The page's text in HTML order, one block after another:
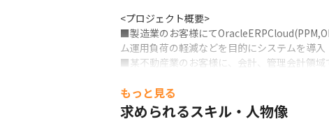
<プロジェクト概要>
■製造業のお客様にて
ム運用負荷の軽減などを目的にシステムを導入
■某不動産業のお客様に、会計、管理会計領
■徹底した部門別業績管理での経営管理スピー
■資材の発注、発注先の仕入先選定、価格決定
その他大小さまざまな案件にてお客様の課題解
もっと見る
求められるスキル・人物像